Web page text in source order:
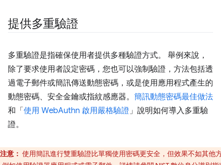
提供多重驗證
多重驗證是指確保使用者提供多種驗證方式。 舉例來說，
除了要求使用者設定密碼，您也可以強制驗證，方法包括透
過電子郵件或簡訊傳送動態密碼，或是使用應用程式產生的
動態密碼、安全金鑰或指紋感應器。 簡訊動態密碼最佳做法
和「 使用 WebAuthn 啟用嚴格驗證」說明如何導入多重驗
證。
注意： 使用簡訊進行雙重驗證比單獨使用密碼更安全，但效果不如其他